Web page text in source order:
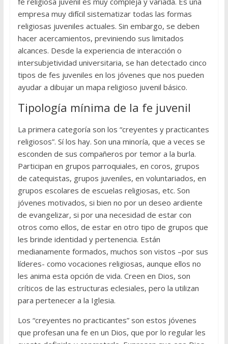
empresa muy difícil sistematizar todas las formas
religiosas juveniles actuales. Sin embargo, se deben
hacer acercamientos, previniendo sus limitados
alcances. Desde la experiencia de interacción o
intersubjetividad universitaria, se han detectado cinco
tipos de fes juveniles en los jóvenes que nos pueden
ayudar a dibujar un mapa religioso juvenil básico.
Tipología mínima de la fe juvenil
La primera categoría son los “creyentes y practicantes
religiosos”. Sí los hay. Son una minoría, que a veces se
esconden de sus compañeros por temor a la burla.
Participan en grupos parroquiales, en coros, grupos
de catequistas, grupos juveniles, en voluntariados, en
grupos escolares de escuelas religiosas, etc. Son
jóvenes motivados, si bien no por un deseo ardiente
de evangelizar, si por una necesidad de estar con
otros como ellos, de estar en otro tipo de grupos que
les brinde identidad y pertenencia. Están
medianamente formados, muchos son vistos –por sus
líderes- como vocaciones religiosas, aunque ellos no
les anima esta opción de vida. Creen en Dios, son
críticos de las estructuras eclesiales, pero la utilizan
para pertenecer a la Iglesia.
Los “creyentes no practicantes” son estos jóvenes
que profesan una fe en un Dios, que por lo regular les